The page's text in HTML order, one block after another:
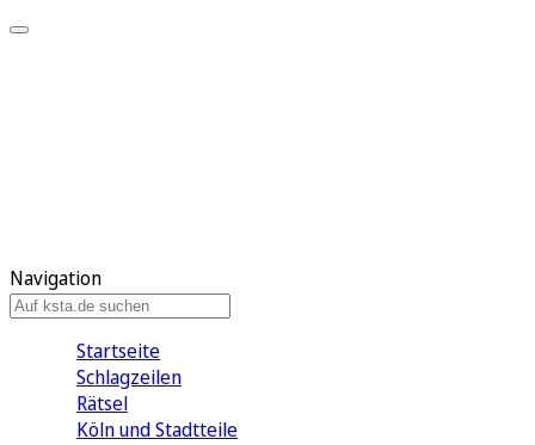
Navigation
Startseite
Schlagzeilen
Rätsel
Köln und Stadtteile